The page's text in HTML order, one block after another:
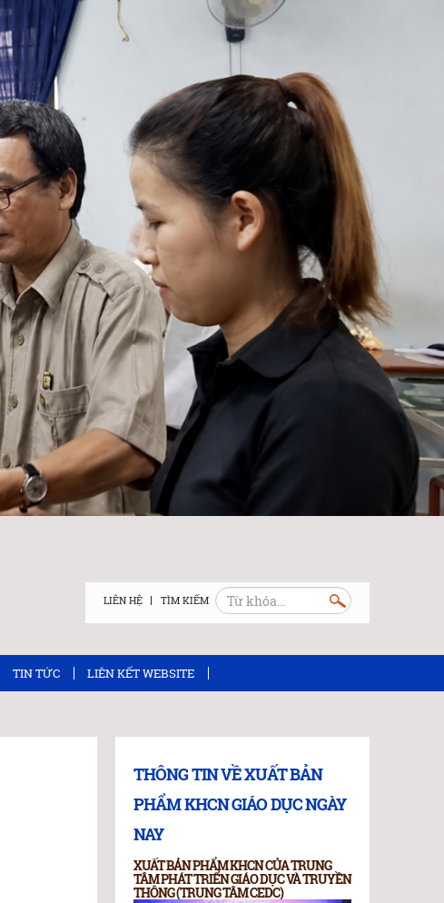
LIÊN HỆ
TIN TỨC LIÊN KẾT WEBSITE
THÔNG TIN VỀ XUẤT BẢN
PHẨM KHCN GIÁO DỤC NGÀY
NAY
XUẤT BẢN PHẨM KHCN CỦA TRUNG
TÂM PHÁT TRIỂN GIÁO DỤC VÀ TRUYỀN
THÔNG (TRUNG TÂM CEDC)